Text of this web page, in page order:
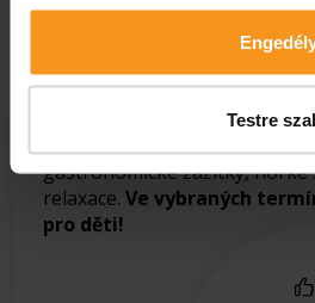
használatához.
Testre
Top nabídka
gastronomické zážitky,
relaxace. Ve vybraných
pro děti!